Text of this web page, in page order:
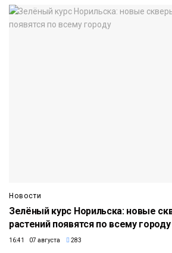
Новости
Зелёный курс Норильска: новые
растений появятся по всему городу
16:41 07 августа 283